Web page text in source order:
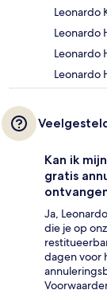
Leonardo
Leonardo
Leonardo
Leonardo
Kan ik
gratis
Ja,
die je op
dagen voor